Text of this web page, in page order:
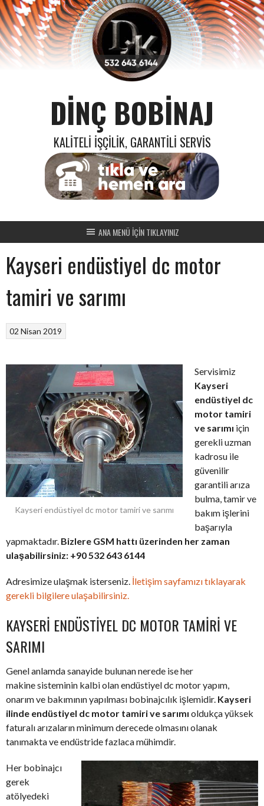
Skip
to
content
DINÇ BOBINAJ
KALITELI İŞÇILIK, GARANTILI SERVIS
ANA MENÜ İÇİN TIKLAYINIZ
Kayseri endüstiyel dc motor
tamiri ve sarımı
02 Nisan 2019
Kayseri endüstiyel dc motor tamiri ve sarımı
Servisimiz
Kayseri
endüstiyel dc
motor tamiri
ve sarımı için
gerekli uzman
kadrosu ile
güvenilir
garantili arıza
bulma, tamir ve
bakım işlerini
başarıyla
yapmaktadır. Bizlere GSM hattı üzerinden her zaman
ulaşabilirsiniz: +90 532 643 6144
Adresimize ulaşmak isterseniz. İletişim sayfamızı tıklayarak
gerekli bilgilere ulaşabilirsiniz.
KAYSERI ENDÜSTIYEL DC MOTOR TAMIRI VE
SARIMI
Genel anlamda sanayide bulunan nerede ise her
makine sisteminin kalbi olan endüstiyel dc motor yapım,
onarım ve bakımının yapılması bobinajcılık işlemidir. Kayseri
ilinde endüstiyel dc motor tamiri ve sarımı oldukça yüksek
faturalı arızaların minimum derecede olmasını olanak
tanımakta ve endüstride fazlaca mühimdir.
Her bobinajcı
gerek
atölyedeki